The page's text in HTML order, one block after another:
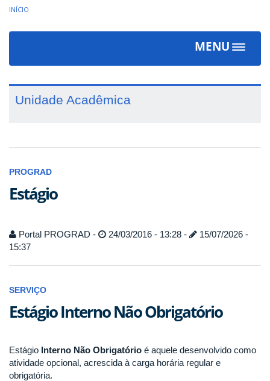
INÍCIO
MENU
Toggle
Unidade Acadêmica
PROGRAD
Estágio
Portal PROGRAD - 24/03/2016 - 13:28 -
15/07/2026 -
15:37
SERVIÇO
Estágio Interno Não Obrigatório
Estágio Interno Não Obrigatório é aquele desenvolvido como
atividade opcional, acrescida à carga horária regular e
obrigatória.